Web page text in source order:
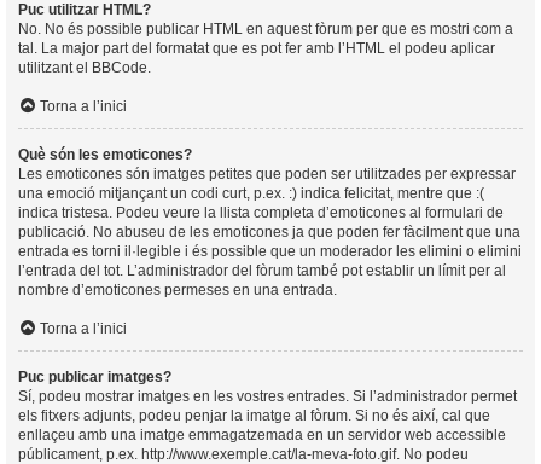
Puc utilitzar HTML?
No. No és possible publicar HTML en aquest fòrum per que es mostri com a
tal. La major part del formatat que es pot fer amb l’HTML el podeu aplicar
utilitzant el BBCode.
Torna a l’inici
Què són les emoticones?
Les emoticones són imatges petites que poden ser utilitzades per expressar
una emoció mitjançant un codi curt, p.ex. :) indica felicitat, mentre que :(
indica tristesa. Podeu veure la llista completa d’emoticones al formulari de
publicació. No abuseu de les emoticones ja que poden fer fàcilment que una
entrada es torni il·legible i és possible que un moderador les elimini o elimini
l’entrada del tot. L’administrador del fòrum també pot establir un límit per al
nombre d’emoticones permeses en una entrada.
Torna a l’inici
Puc publicar imatges?
Sí, podeu mostrar imatges en les vostres entrades. Si l’administrador permet
els fitxers adjunts, podeu penjar la imatge al fòrum. Si no és així, cal que
enllaçeu amb una imatge emmagatzemada en un servidor web accessible
públicament, p.ex. http://www.exemple.cat/la-meva-foto.gif. No podeu